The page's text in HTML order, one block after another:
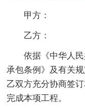
甲方：
乙方：
依据《中华人
承包条例》及有关
乙双方充分协商签
完成本项工程。